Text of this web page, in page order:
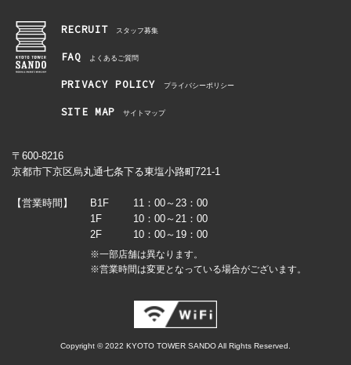
RECRUIT スタッフ募集
FAQ よくあるご質問
PRIVACY POLICY プライバシーポリシー
SITE MAP サイトマップ
〒600-8216
京都市下京区烏丸通七条下る東塩小路町721-1
【営業時間】 B1F
11：00～23：00
1F
10：00～21：00
2F
10：00～19：00
※一部店舗は異なります。
※営業時間は変更となっている場合がございます。
Copyright © 2022 KYOTO TOWER SANDO All Rights Reserved.